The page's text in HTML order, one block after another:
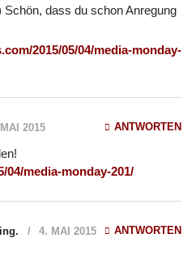
dass du schon Anregung
2015/05/04/media-monday-
2015 ANTWORTEN
04/media-monday-201/
4. MAI 2015 ANTWORTEN